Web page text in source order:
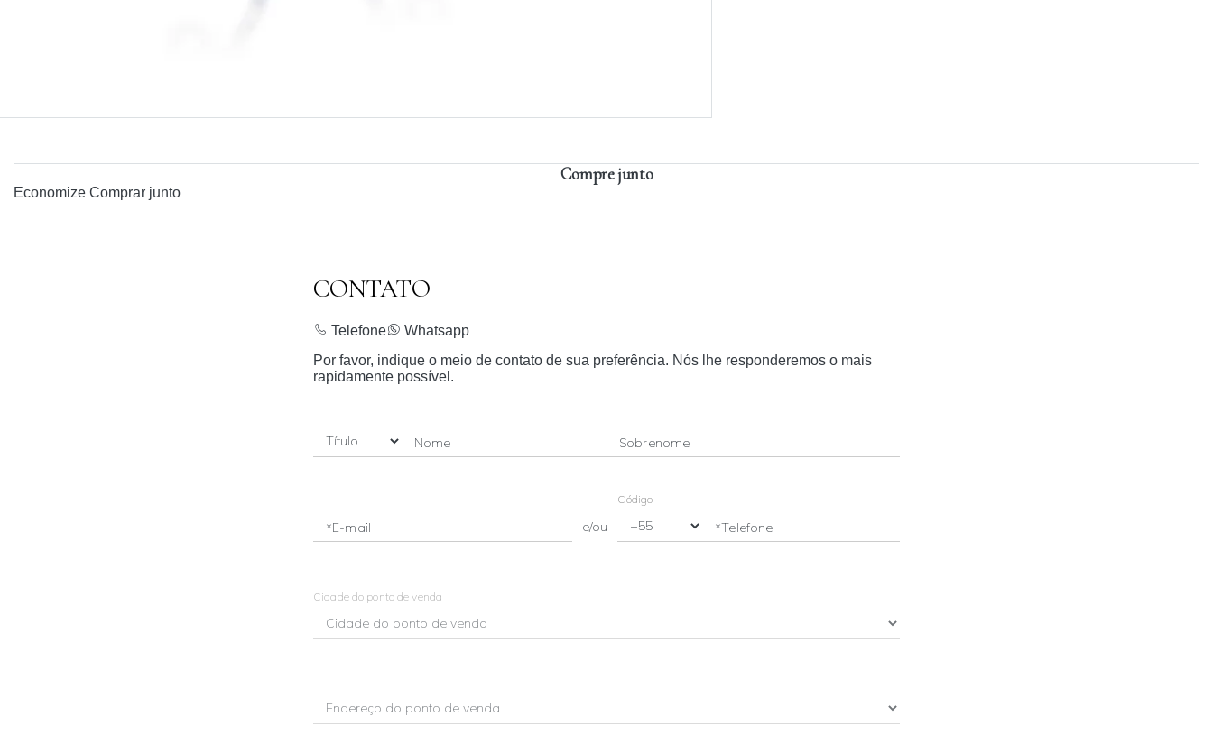
Compre junto
Economize Comprar junto
CONTATO
Telefone
Whatsapp
Por favor, indique o meio de contato de sua preferência. Nós lhe responderemos o mais
rapidamente possível.
Nome Sobrenome
*E-mail e/ou
Código
*Telefone
Cidade do ponto de venda